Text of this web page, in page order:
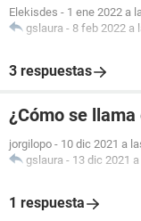
Elekisdes - 1 ene 2022 a
gslaura - 8 feb 2022 a
3 respuestas
¿Cómo se
jorgilopo - 10 dic 2021 a
gslaura - 13 dic 2021
1 respuesta